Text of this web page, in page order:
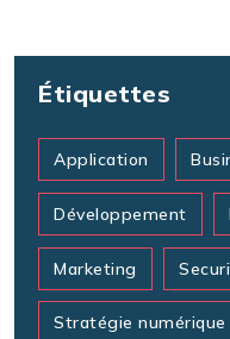
Étiquettes
Application
Développement
Marketing
Stratégie numérique